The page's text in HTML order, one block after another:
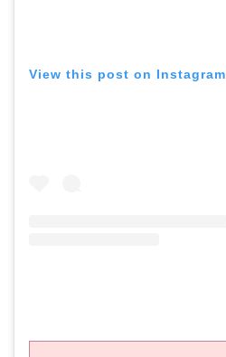
View this post on Instagram